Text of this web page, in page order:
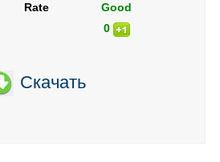
Rate
Good
0
Скачать